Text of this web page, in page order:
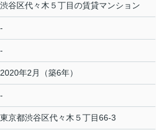
渋谷区代々木５丁目の賃貸マンション
-
-
2020年2月（築6年）
-
東京都渋谷区代々木 ５丁目66-3